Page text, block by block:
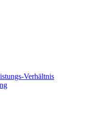
Verhältnis